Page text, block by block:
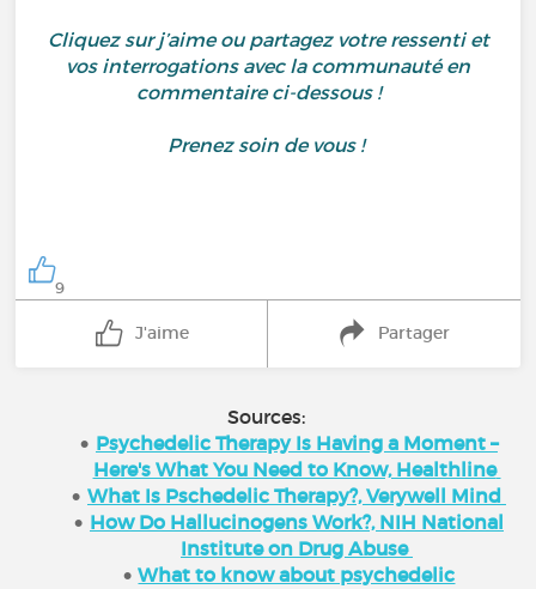
Cliquez sur j’aime ou partagez votre ressenti et
vos interrogations avec la communauté en
commentaire ci-dessous !
Prenez soin de vous !
9
J'aime Partager
Sources:
Psychedelic Therapy Is Having a Moment –
Here's What You Need to Know, Healthline
What Is Pschedelic Therapy?, Verywell Mind
How Do Hallucinogens Work?, NIH National
Institute on Drug Abuse
What to know about psychedelic